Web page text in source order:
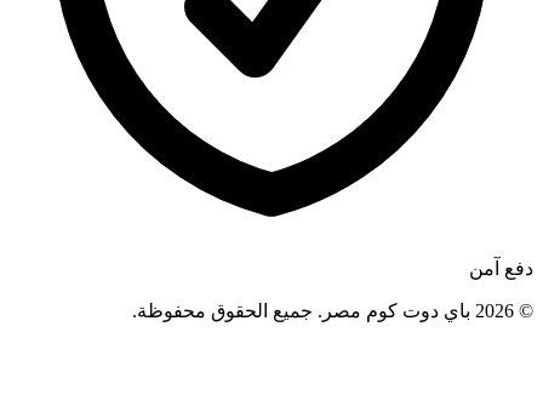
دفع آمن
©
2026 باي دوت كوم مصر . جميع الحقوق محفوظة.